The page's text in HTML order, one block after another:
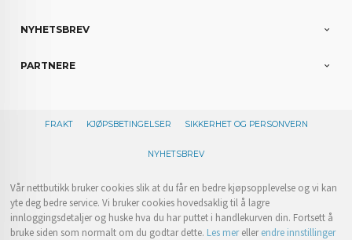
NYHETSBREV
PARTNERE
FRAKT KJØPSBETINGELSER SIKKERHET OG PERSONVERN
NYHETSBREV
Vår nettbutikk bruker cookies slik at du får en bedre kjøpsopplevelse og vi kan
yte deg bedre service. Vi bruker cookies hovedsaklig til å lagre
innloggingsdetaljer og huske hva du har puttet i handlekurven din. Fortsett å
bruke siden som normalt om du godtar dette. Les merellerendre innstillinger